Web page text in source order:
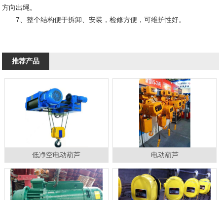
方向出绳。
7、整个结构便于拆卸、安装，检修方便，可维护性好。
推荐产品
低净空电动葫芦 电动葫芦